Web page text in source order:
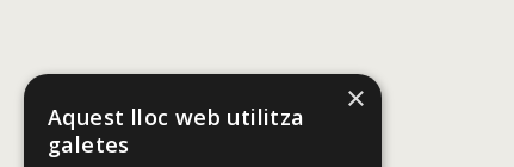
×
Aquest lloc web utilitza
galetes